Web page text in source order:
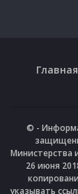
Главная
© -
Министерства
26 июня
указывать